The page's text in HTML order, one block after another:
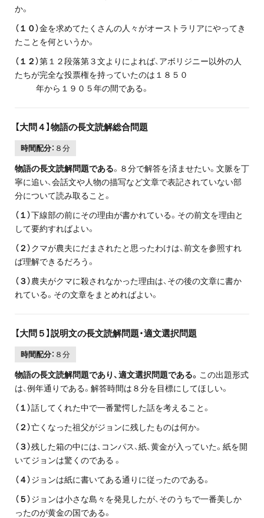
か。
（１０）金を求めてたくさんの人々がオーストラリアにやってき
たことを何というか。
（１２）第１２段落第３文よりによれば、アボリジニー以外の人
たちが完全な投票権を持っていたのは１８５０
年から１９０５年の間である。
【大問４】物語の長文読解総合問題
時間配分： ８分
物語の長文読解問題である。８分で解答を済ませたい。文脈を丁
寧に追い、会話文や人物の描写など文章で表記されていない部
分について読み取ること。
（１）下線部の前にその理由が書かれている。その前文を理由と
して要約すればよい。
（２）クマが農夫にだまされたと思ったわけは、前文を参照すれ
ば理解できるだろう。
（３）農夫がクマに殺されなかった理由は、その後の文章に書か
れている。その文章をまとめればよい。
【大問５】説明文の長文読解問題・適文選択問題
時間配分： ８分
物語の長文読解問題であり、適文選択問題である。 この出題形式
は、例年通りである。解答時間は８分を目標にしてほしい。
（１）話してくれた中で一番驚愕した話を考えること。
（２）亡くなった祖父がジョンに残したものは何か。
（３）残した箱の中には、コンパス、紙、黄金が入っていた。紙を開
いてジョンは驚くのである 。
（４）ジョンは紙に書いてある通りに従ったのである。
（５）ジョンは小さな島々を発見したが、そのうちで一番美しか
ったのが黄金の国である。